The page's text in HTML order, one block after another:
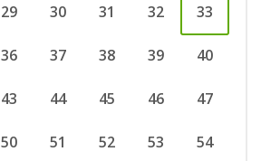
29 30 31 32 33
36 37 38 39 40
43 44 45 46 47
50 51 52 53 54